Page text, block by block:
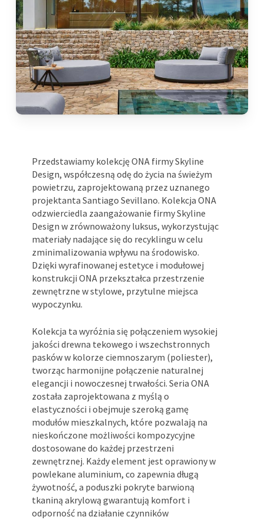
Przedstawiamy kolekcję ONA firmy Skyline
Design, współczesną odę do życia na świeżym
powietrzu, zaprojektowaną przez uznanego
projektanta Santiago Sevillano. Kolekcja ONA
odzwierciedla zaangażowanie firmy Skyline
Design w zrównoważony luksus, wykorzystując
materiały nadające się do recyklingu w celu
zminimalizowania wpływu na środowisko.
Dzięki wyrafinowanej estetyce i modułowej
konstrukcji ONA przekształca przestrzenie
zewnętrzne w stylowe, przytulne miejsca
wypoczynku.
Kolekcja ta wyróżnia się połączeniem wysokiej
jakości drewna tekowego i wszechstronnych
pasków w kolorze ciemnoszarym (poliester),
tworząc harmonijne połączenie naturalnej
elegancji i nowoczesnej trwałości. Seria ONA
została zaprojektowana z myślą o
elastyczności i obejmuje szeroką gamę
modułów mieszkalnych, które pozwalają na
nieskończone możliwości kompozycyjne
dostosowane do każdej przestrzeni
zewnętrznej. Każdy element jest oprawiony w
powlekane aluminium, co zapewnia długą
żywotność, a poduszki pokryte barwioną
tkaniną akrylową gwarantują komfort i
odporność na działanie czynników